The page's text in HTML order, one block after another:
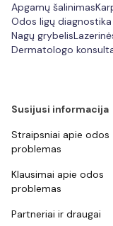
Apgamų šalinimas
Odos ligų
Nagų grybelis
Dermatologo
Susijusi informacija
Straipsniai apie odos
problemas
Klausimai apie odos
problemas
Partneriai ir draugai